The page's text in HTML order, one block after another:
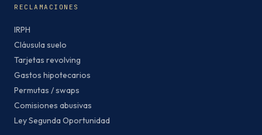
RECLAMACIONES
IRPH
Cláusula suelo
Tarjetas revolving
Gastos hipotecarios
Permutas / swaps
Comisiones abusivas
Ley Segunda Oportunidad